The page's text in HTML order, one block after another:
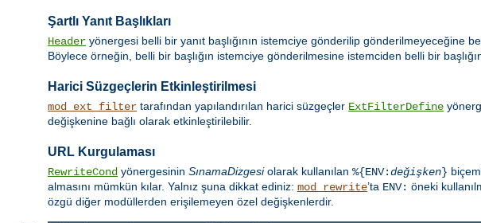
Şartlı Yanıt Başlıkları
Header yönergesi belli bir yanıt başlığının istemciye gönderilip gönderilmeyeceğine
Böylece örneğin, belli bir başlığın istemciye gönderilmesine istemciden belli bir
Harici Süzgeçlerin Etkinleştirilmesi
mod_ext_filter tarafından yapılandırılan harici süzgeçler ExtFilterDefine
değişkenine bağlı olarak etkinleştirilebilir.
URL Kurgulaması
RewriteCond yönergesinin SınamaDizgesiolarak kullanılan %{ENV:değişken}
almasını mümkün kılar. Yalnız şuna dikkat ediniz: mod_rewrite’ta ENV: öneki
özgü diğer modüllerden erişilemeyen özel değişkenlerdir.